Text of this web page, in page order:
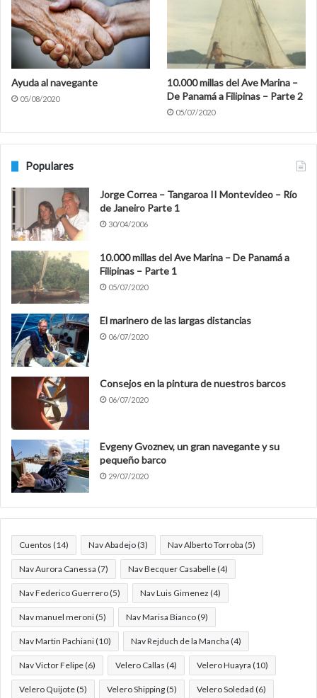
Ayuda al navegante
05/08/2020
10.000 millas del Ave Marina –
De Panamá a Filipinas – Parte 2
05/07/2020
Populares
Jorge Correa – Tangaroa II Montevideo – Río
de Janeiro Parte 1
30/04/2006
10.000 millas del Ave Marina – De Panamá a
Filipinas – Parte 1
05/07/2020
El marinero de las largas distancias
06/07/2020
Consejos en la pintura de nuestros barcos
06/07/2020
Evgeny Gvoznev, un gran navegante y su
pequeño barco
29/07/2020
Cuentos (14) Nav Abadejo(3) Nav Alberto Torroba (5)
Nav Aurora Canessa (7) Nav Becquer Casabelle(4)
Nav Federico Guerrero(5) Nav Luis Gimenez (4)
Nav manuel meroni(5) Nav Marisa Bianco(9)
Nav Martin Pachiani(10) Nav Rejduch de la Mancha (4)
Nav Victor Felipe(6) Velero Callas (4) Velero Huayra (10)
Velero Quijote(5) Velero Shipping(5) Velero Soledad (6)